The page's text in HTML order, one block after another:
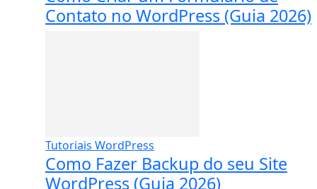
Contato no WordPress (Guia 2026)
Tutoriais WordPress
Como Fazer Backup do seu Site
WordPress (Guia 2026)